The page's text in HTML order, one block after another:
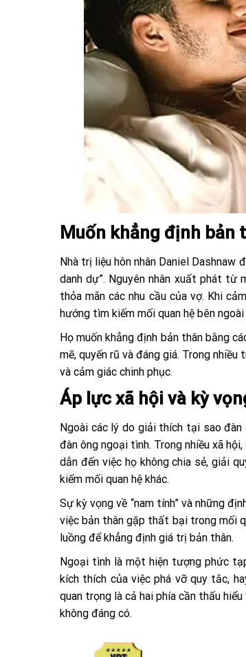
Muốn khẳng định bản
Nhà trị liệu hôn nhân Daniel
danh dự”. Nguyên nhân xuất phát từ
thỏa mãn các nhu cầu của vợ. Khi
hướng tìm kiếm mối quan hệ bên
Họ muốn khẳng định bản thân bằng
mẽ, quyến rũ và đáng giá. Trong
và cảm giác chinh phục.
Áp lực xã hội và kỳ
Ngoài các lý do giải thích tại sao đàn
đàn ông ngoại tình. Trong nhiều xã
dẫn đến việc họ không chia sẻ, giải
kiếm mối quan hệ khác.
Sự kỳ vọng về “nam tính” và những
việc bản thân gặp thất bại trong mối
luồng để khẳng định giá trị bản thân.
Ngoại tình là một hiện tượng phức
kích thích của việc phá vỡ quy tắc,
quan trọng là cả hai phía cần thấu
không đáng có.